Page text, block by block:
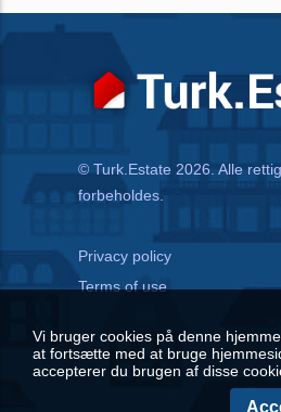
© Turk.Estate 2026. Alle
forbeholdes.
Privacy policy
Terms of use
Vi bruger cookies på denne
at fortsætte med at bruge
accepterer du brugen af disse